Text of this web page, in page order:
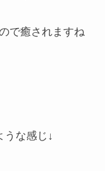
で癒されますね
うな感じ↓